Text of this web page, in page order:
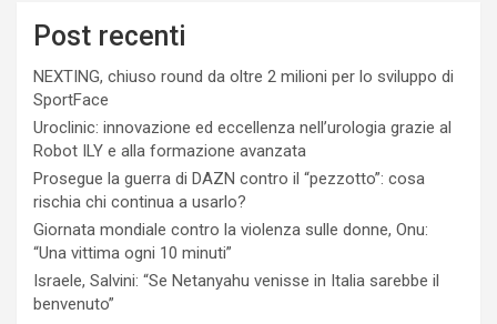
Post recenti
NEXTING, chiuso round da oltre 2 milioni per lo sviluppo di
SportFace
Uroclinic: innovazione ed eccellenza nell’urologia grazie al
Robot ILY e alla formazione avanzata
Prosegue la guerra di DAZN contro il “pezzotto”: cosa
rischia chi continua a usarlo?
Giornata mondiale contro la violenza sulle donne, Onu:
“Una vittima ogni 10 minuti”
Israele, Salvini: “Se Netanyahu venisse in Italia sarebbe il
benvenuto”